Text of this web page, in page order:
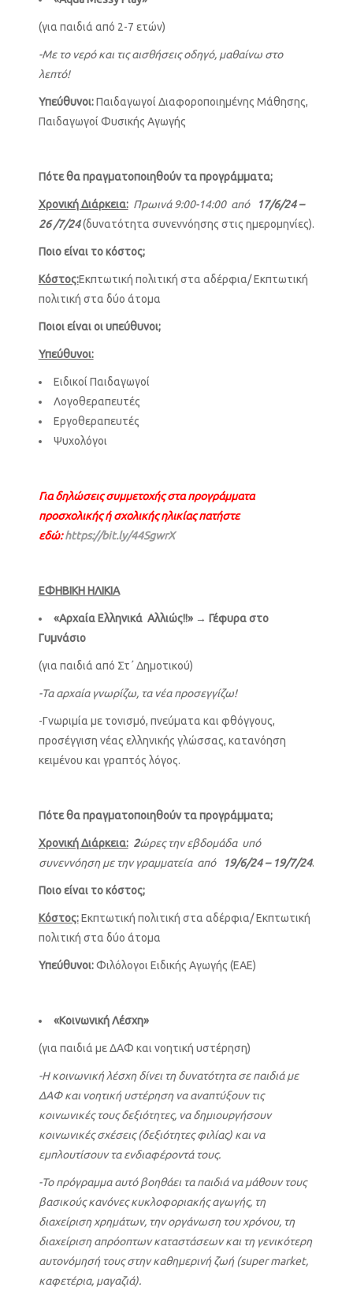
(για παιδιά από 2-7 ετών)
-Με το νερό και τις αισθήσεις οδηγό, μαθαίνω στο
λεπτό!
Υπεύθυνοι:Παιδαγωγοί Διαφοροποιημένης Μάθησης,
Παιδαγωγοί Φυσικής Αγωγής
Πότε θα πραγματοποιηθούν τα προγράμματα;
Χρονική Διάρκεια: Πρωινά 9:00-14:00 από
17/6/24 –
26 /7/24(δυνατότητα συνεννόησης στις ημερομηνίες).
Ποιο είναι το κόστος;
Κόστος:Εκπτωτική πολιτική στα αδέρφια/ Εκπτωτική
πολιτική στα δύο άτομα
Ποιοι είναι οι υπεύθυνοι;
Υπεύθυνοι:
Ειδικοί Παιδαγωγοί
Λογοθεραπευτές
Εργοθεραπευτές
Ψυχολόγοι
Για δηλώσεις συμμετοχής στα προγράμματα
προσχολικής ή σχολικής ηλικίας πατήστε
εδώ:https://bit.ly/44SgwrX
ΕΦΗΒΙΚΗ ΗΛΙΚΙΑ
«Αρχαία Ελληνικά Αλλιώς!!» → Γέφυρα στο
Γυμνάσιο
(για παιδιά από Στ΄ Δημοτικού)
-Τα αρχαία γνωρίζω, τα νέα προσεγγίζω!
-Γνωριμία με τονισμό, πνεύματα και φθόγγους,
προσέγγιση νέας ελληνικής γλώσσας, κατανόηση
κειμένου και γραπτός λόγος.
Πότε θα πραγματοποιηθούν τα προγράμματα;
Χρονική Διάρκεια: 2ώρες την εβδομάδα υπό
συνεννόηση με την γραμματεία από
19/6/24 – 19/7/24.
Ποιο είναι το κόστος;
Κόστος:Εκπτωτική πολιτική στα αδέρφια/ Εκπτωτική
πολιτική στα δύο άτομα
Υπεύθυνοι:Φιλόλογοι Ειδικής Αγωγής (ΕΑΕ)
«Κοινωνική Λέσχη»
(για παιδιά με ΔΑΦ και νοητική υστέρηση)
-Η κοινωνική λέσχη δίνει τη δυνατότητα σε παιδιά με
ΔΑΦ και νοητική υστέρηση να αναπτύξουν τις
κοινωνικές τους δεξιότητες, να δημιουργήσουν
κοινωνικές σχέσεις (δεξιότητες φιλίας) και να
εμπλουτίσουν τα ενδιαφέροντά τους.
-Το πρόγραμμα αυτό βοηθάει τα παιδιά να μάθουν τους
βασικούς κανόνες κυκλοφοριακής αγωγής, τη
διαχείριση χρημάτων, την οργάνωση του χρόνου, τη
διαχείριση απρόοπτων καταστάσεων και τη γενικότερη
αυτονόμησή τους στην καθημερινή ζωή (super market,
καφετέρια, μαγαζιά).